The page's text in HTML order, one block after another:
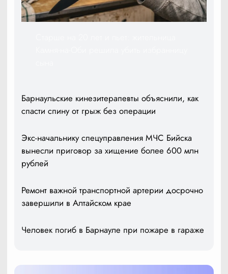
Барнаульские кинезитерапевты объяснили, как
спасти спину от грыж без операции
Экс-начальнику спецуправления МЧС Бийска
вынесли приговор за хищение более 600 млн
рублей
Ремонт важной транспортной артерии досрочно
завершили в Алтайском крае
Человек погиб в Барнауле при пожаре в гараже